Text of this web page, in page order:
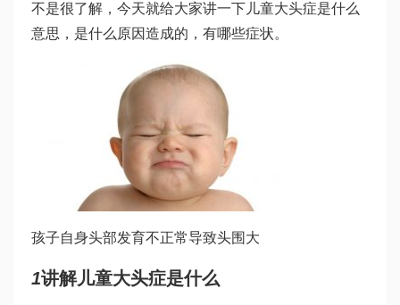
不是很了解，今天就给大家讲一下儿童大头症是什么
意思，是什么原因造成的，有哪些症状。
孩子自身头部发育不正常导致头围大
1讲解儿童大头症是什么